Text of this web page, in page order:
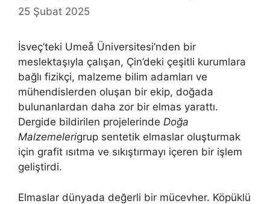
25 Şubat 2025
İsveç’teki Umeå Üniversitesi’nden bir
meslektaşıyla çalışan, Çin’deki çeşitli kurumlara
bağlı fizikçi, malzeme bilim adamları ve
mühendislerden oluşan bir ekip, doğada
bulunanlardan daha zor bir elmas yarattı.
Dergide bildirilen projelerinde Doğa
Malzemelerigrup sentetik elmaslar oluşturmak
için grafit ısıtma ve sıkıştırmayı içeren bir işlem
geliştirdi.
Elmaslar dünyada değerli bir mücevher. Köpüklü